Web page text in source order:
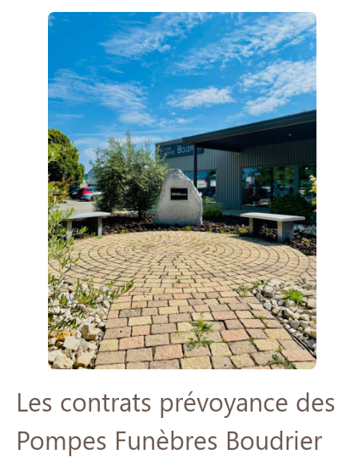
Les contrats prévoyance des
Pompes Funèbres Boudrier